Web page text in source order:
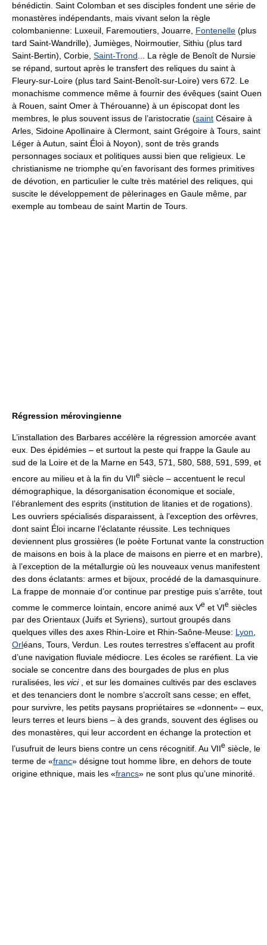
bénédictin. Saint Colomban et ses disciples fondent une série de
monastères indépendants, mais vivant selon la règle
colombanienne: Luxeuil, Faremoutiers, Jouarre, Fontenelle (plus
tard Saint-Wandrille), Jumièges, Noirmoutier, Sithiu (plus tard
Saint-Bertin), Corbie, Saint-Trond ... La règle de Benoît de Nursie
se répand, surtout après le transfert des reliques du saint à
Fleury-sur-Loire (plus tard Saint-Benoît-sur-Loire) vers 672. Le
monachisme commence même à fournir des évêques (saint Ouen
à Rouen, saint Omer à Thérouanne) à un épiscopat dont les
membres, le plus souvent issus de l’aristocratie (saint Césaire à
Arles, Sidoine Apollinaire à Clermont, saint Grégoire à Tours, saint
Léger à Autun, saint Éloi à Noyon), sont de très grands
personnages sociaux et politiques aussi bien que religieux. Le
christianisme ne triomphe qu’en favorisant des formes primitives
de dévotion, en particulier le culte très matériel des reliques, qui
suscite le développement de pèlerinages en Gaule même, par
exemple au tombeau de saint Martin de Tours.
Régression mérovingienne
L’installation des Barbares accélère la régression amorcée avant
eux. Des épidémies – et surtout la peste qui frappe la Gaule au
sud de la Loire et de la Marne en 543, 571, 580, 588, 591, 599, et
encore au milieu et à la fin du VIIe siècle – accentuent le recul
démographique, la désorganisation économique et sociale,
l’ébranlement des esprits (institution de litanies et de rogations).
Les ouvriers spécialisés disparaissent, à l’exception des orfèvres,
dont saint Éloi incarne l’éclatante réussite. Les techniques
deviennent plus grossières (le poète Fortunat vante la construction
de maisons en bois à la place de maisons en pierre et en marbre),
à l’exception de la métallurgie où les nouveaux venus manifestent
des dons éclatants: armes et bijoux, procédé de la damasquinure.
La frappe de monnaie d’or continue par prestige puis s’arrête, tout
comme le commerce lointain, encore animé aux Ve et VIe siècles
par des Orientaux (Juifs et Syriens), surtout groupés dans
quelques villes des axes Rhin-Loire et Rhin-Saône-Meuse: Lyon,
Orléans, Tours, Verdun. Les routes terrestres s’effacent au profit
d’une navigation fluviale médiocre. Les écoles se raréfient. La vie
sociale se concentre dans des bourgades de plus en plus
ruralisées, les vici, et sur les domaines cultivés par des esclaves
et des tenanciers dont le nombre s’accroît sans cesse; en effet,
pour survivre, les petits paysans propriétaires se «donnent» – eux,
leurs terres et leurs biens – à des grands, souvent des églises ou
des monastères, qui leur accordent en échange la protection et
l’usufruit de leurs biens contre un cens récognitif. Au VIIe siècle, le
terme de «franc» désigne tout homme libre, en dehors de toute
origine ethnique, mais les «francs» ne sont plus qu’une minorité.